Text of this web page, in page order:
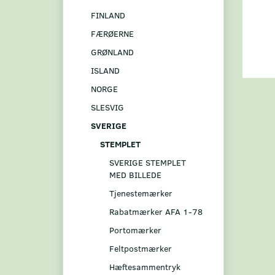
FINLAND
FÆRØERNE
GRØNLAND
ISLAND
NORGE
SLESVIG
SVERIGE
STEMPLET
SVERIGE STEMPLET
MED BILLEDE
Tjenestemærker
Rabatmærker AFA 1-78
Portomærker
Feltpostmærker
Hæftesammentryk